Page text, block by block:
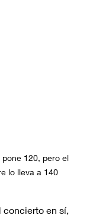
120, pero el
lo lleva a 140
concierto en sí,